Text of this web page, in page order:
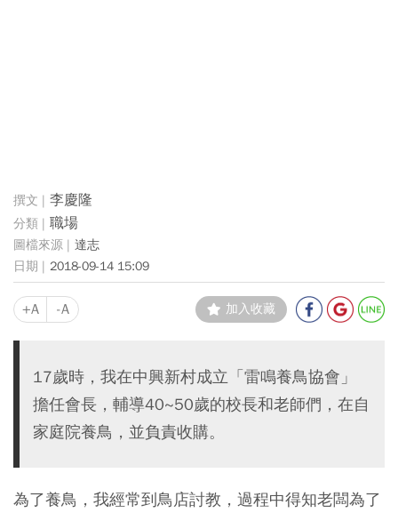
李慶隆
職場
達志
2018-09-14 15:09
+A -A 加入收藏
17歲時，我在中興新村成立「雷鳴養鳥協會」
擔任會長，輔導40~50歲的校長和老師們，在自
家庭院養鳥，並負責收購。
為了養鳥，我經常到鳥店討教，過程中得知老闆為了